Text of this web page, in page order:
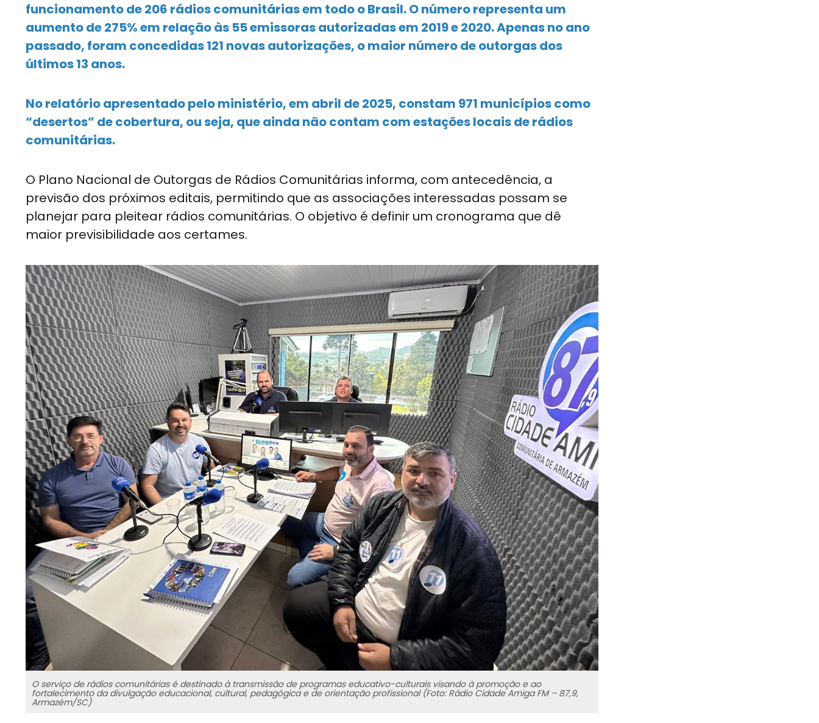
funcionamento de 206 rádios comunitárias em todo o Brasil. O número representa um
aumento de 275% em relação às 55 emissoras autorizadas em 2019 e 2020. Apenas no ano
passado, foram concedidas 121 novas autorizações, o maior número de outorgas dos
últimos 13 anos.
No relatório apresentado pelo ministério, em abril de 2025, constam 971 municípios como
“desertos” de cobertura, ou seja, que ainda não contam com estações locais de rádios
comunitárias.
O Plano Nacional de Outorgas de Rádios Comunitárias informa, com antecedência, a
previsão dos próximos editais, permitindo que as associações interessadas possam se
planejar para pleitear rádios comunitárias. O objetivo é definir um cronograma que dê
maior previsibilidade aos certames.
O serviço de rádios comunitárias é destinado à transmissão de programas educativo-culturais visando à promoção e ao
fortalecimento da divulgação educacional, cultural, pedagógica e de orientação profissional (Foto: Rádio Cidade Amiga FM – 87,9,
Armazém/SC)